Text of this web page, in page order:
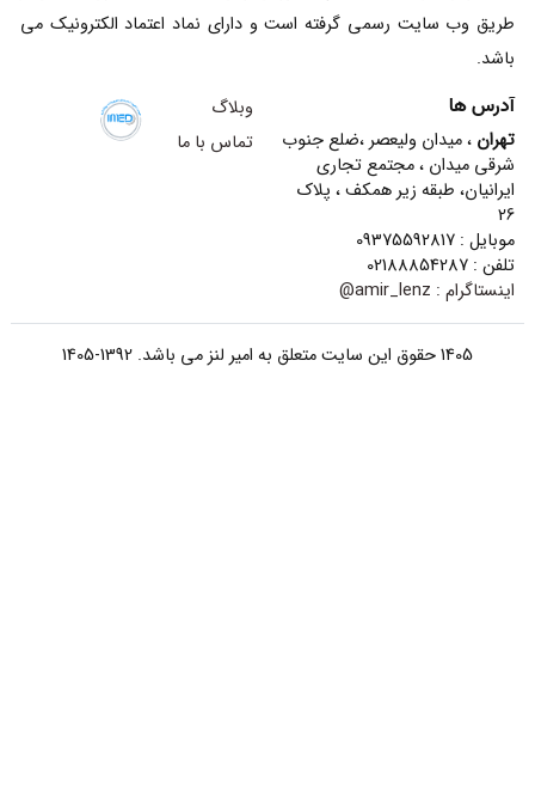
طریق وب سایت رسمی گرفته است و دارای نماد اعتماد الکترونیک می
باشد.
آدرس ها
تهران ، میدان ولیعصر ،ضلع جنوب
شرقی میدان ، مجتمع تجاری
ایرانیان، طبقه زیر همکف ، پلاک
26
موبایل : 09375592817
تلفن : 02188854287
اینستاگرام : amir_lenz@
وبلاگ
تماس با ما
1405 حقوق این سایت متعلق به امیر لنز می باشد. 1392-1405